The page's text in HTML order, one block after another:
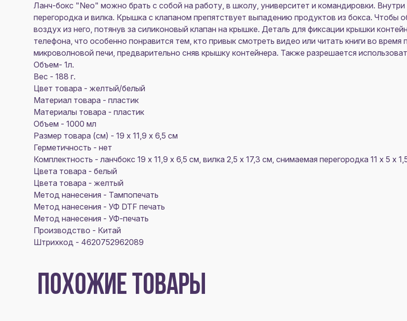
Ланч-бокс "Neo" можно брать с собой на работу, в школу, университет и командировки.
перегородка и вилка. Крышка с клапаном препятствует выпадению продуктов из бокса. Чтобы
воздух из него, потянув за силиконовый клапан на крышке. Деталь для фиксации крышки
телефона, что особенно понравится тем, кто привык смотреть видео или читать книги во
микроволновой печи, предварительно сняв крышку контейнера. Также разрешается
Объем- 1л.
Вес - 188 г.
Цвет товара - желтый/белый
Материал товара - пластик
Материалы товара - пластик
Объем - 1000 мл
Размер товара (см) - 19 х 11,9 х 6,5 см
Герметичность - нет
Комплектность - ланчбокс 19 х 11,9 х 6,5 см, вилка 2,5 х 17,3 см, снимаемая перегородка 11 х 5 х
Цвета товара - белый
Цвета товара - желтый
Метод нанесения - Тампопечать
Метод нанесения - УФ DTF печать
Метод нанесения - УФ-печать
Производство - Китай
Штрихкод - 4620752962089
ПОХОЖИЕ ТОВАРЫ